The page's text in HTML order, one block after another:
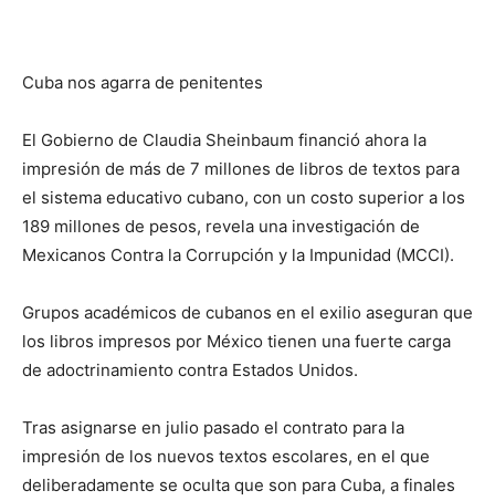
Cuba nos agarra de penitentes
El Gobierno de Claudia Sheinbaum financió ahora la
impresión de más de 7 millones de libros de textos para
el sistema educativo cubano, con un costo superior a los
189 millones de pesos, revela una investigación de
Mexicanos Contra la Corrupción y la Impunidad (MCCI).
Grupos académicos de cubanos en el exilio aseguran que
los libros impresos por México tienen una fuerte carga
de adoctrinamiento contra Estados Unidos.
Tras asignarse en julio pasado el contrato para la
impresión de los nuevos textos escolares, en el que
deliberadamente se oculta que son para Cuba, a finales